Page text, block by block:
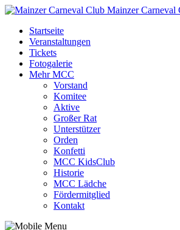
Mainzer Carneval
Startseite
Veranstaltungen
Tickets
Fotogalerie
Mehr MCC
Vorstand
Komitee
Aktive
Großer Rat
Unterstützer
Orden
Konfetti
MCC KidsClub
Historie
MCC Lädche
Fördermitglied
Kontakt